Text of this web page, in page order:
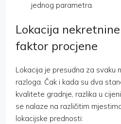
jednog parametra.
Lokacija
faktor procjene
Lokacija je presudna za svaku
razloga. Čak i kada su dva
kvalitete gradnje, razlika u
se nalaze na različitim
lokacijske prednosti: